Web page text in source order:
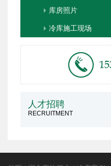
库房照片
冷库施工现场
人才招聘
RECRUITMENT